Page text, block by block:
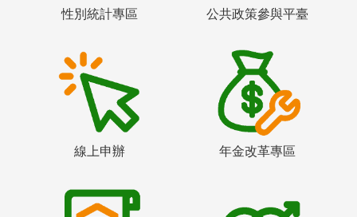
性別統計專區 公共政策參與平臺
線上申辦 年金改革專區